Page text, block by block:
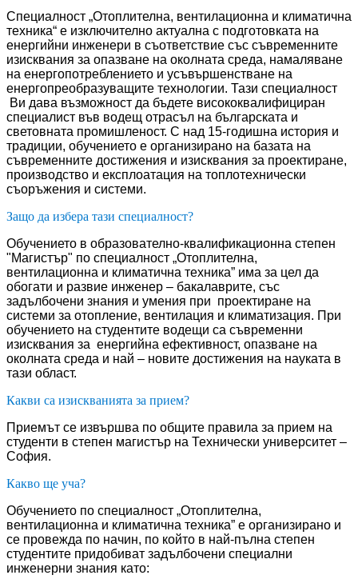
Специалност „Отоплителна, вентилационна и климатична
техника“ е изключително актуална с подготовката на
енергийни инженери в съответствие със съвременните
изисквания за опазване на околната среда, намаляване
на енергопотреблението и усъвършенстване на
енергопреобразуващите технологии. Тази специалност
Ви дава възможност да бъдете висококвалифициран
специалист във водещ отрасъл на българската и
световната промишленост. С над 15-годишна история и
традиции, обучението е организирано на базата на
съвременните достижения и изисквания за проектиране,
производство и експлоатация на топлотехнически
съоръжения и системи.
Защо да избера тази специалност?
Обучението в образователно-квалификационна степен
"Магистър" по специалност „Отоплителна,
вентилационна и климатична техника” има за цел да
обогати и развие инженер – бакалаврите, със
задълбочени знания и умения при проектиране на
системи за отопление, вентилация и климатизация. При
обучението на студентите водещи са съвременни
изисквания за енергийна ефективност, опазване на
околната среда и най – новите достижения на науката в
тази област.
Какви са изискванията за прием?
Приемът се извършва по общите правила за прием на
студенти в степен магистър на Технически университет –
София.
Какво ще уча?
Обучението по специалност „Отоплителна,
вентилационна и климатична техника” е организирано и
се провежда по начин, по който в най-пълна степен
студентите придобиват задълбочени специални
инженерни знания като: